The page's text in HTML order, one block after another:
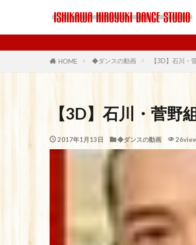
HOME ◆ダンスの動画 【3D】石川・
【3D】石川・菅野
2017年1月13日 ◆ダンスの動画